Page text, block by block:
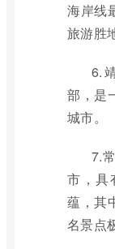
海岸线
旅游胜
6.
部，是
城市。
7.
市，具
蕴，其
名景点